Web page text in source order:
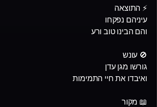
⚡ התוצאה
עיניהם נפקחו
והם הבינו טוב ורע
🚫 עונש
גורשו מגן עדן
ואיבדו את חיי התמימות
📖 מקור